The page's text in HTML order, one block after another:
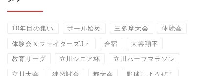
10年目の集い ボール始め 三多摩大会 体験会
体験会＆ファイターズJｒ 合宿 大谷翔平
教育リーグ 立川シニア杯 立川ハーフマラソン
立川大会 練習試合 都大会 野球しようぜ！